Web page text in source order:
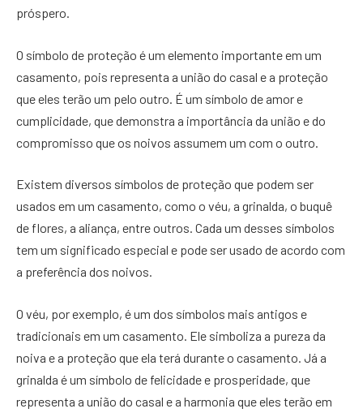
próspero.
O símbolo de proteção é um elemento importante em um
casamento, pois representa a união do casal e a proteção
que eles terão um pelo outro. É um símbolo de amor e
cumplicidade, que demonstra a importância da união e do
compromisso que os noivos assumem um com o outro.
Existem diversos símbolos de proteção que podem ser
usados em um casamento, como o véu, a grinalda, o buquê
de flores, a aliança, entre outros. Cada um desses símbolos
tem um significado especial e pode ser usado de acordo com
a preferência dos noivos.
O véu, por exemplo, é um dos símbolos mais antigos e
tradicionais em um casamento. Ele simboliza a pureza da
noiva e a proteção que ela terá durante o casamento. Já a
grinalda é um símbolo de felicidade e prosperidade, que
representa a união do casal e a harmonia que eles terão em